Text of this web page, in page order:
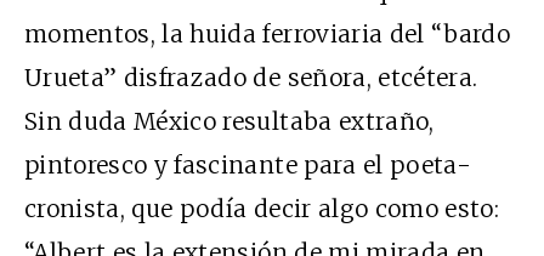
momentos, la huida ferroviaria del “bardo
Urueta” disfrazado de señora, etcétera.
Sin duda México resultaba extraño,
pintoresco y fascinante para el poeta-
cronista, que podía decir algo como esto: